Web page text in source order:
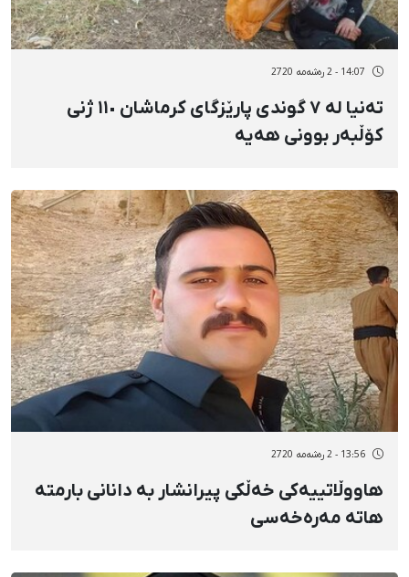
14:07 - 2 رەشەمه 2720
تەنیا لە ٧ گوندی پارێزگای کرماشان ١١٠ ژنی
کۆڵبەر بوونی هەیە
13:56 - 2 رەشەمه 2720
هاووڵاتییەکی خەڵکی پیرانشار بە دانانی بارمتە
هاتە مەرەخەسی